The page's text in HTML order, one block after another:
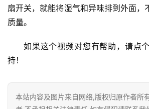
庭
院
铝
门
登录 注册
扇开关，就能将湿气和异味排到外面，
质量。
如果这个视频对您有帮助，请点
持！
本站内容及图片来自网络,版权归原作者所